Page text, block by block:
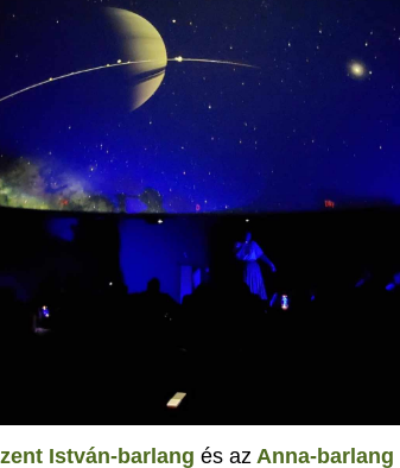
István-barlang és az Anna-barlang